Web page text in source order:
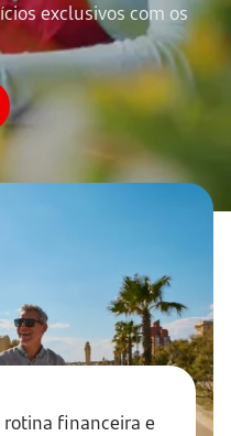
exclusivos com os
financeira e